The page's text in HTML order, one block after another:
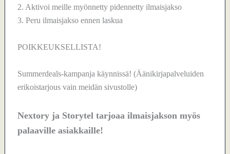
2. Aktivoi meille myönnetty pidennetty ilmaisjakso
3. Peru ilmaisjakso ennen laskua
POIKKEUKSELLISTA!
Summerdeals-kampanja käynnissä! (Äänikirjapalveluiden
erikoistarjous vain meidän sivustolle)
Nextory ja Storytel tarjoaa ilmaisjakson myös
palaaville asiakkaille!